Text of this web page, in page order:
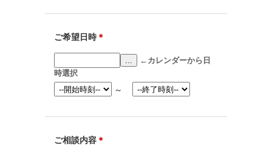
ご希望日時 ＊
←カレンダーから日
時選択
～
ご相談内容 ＊